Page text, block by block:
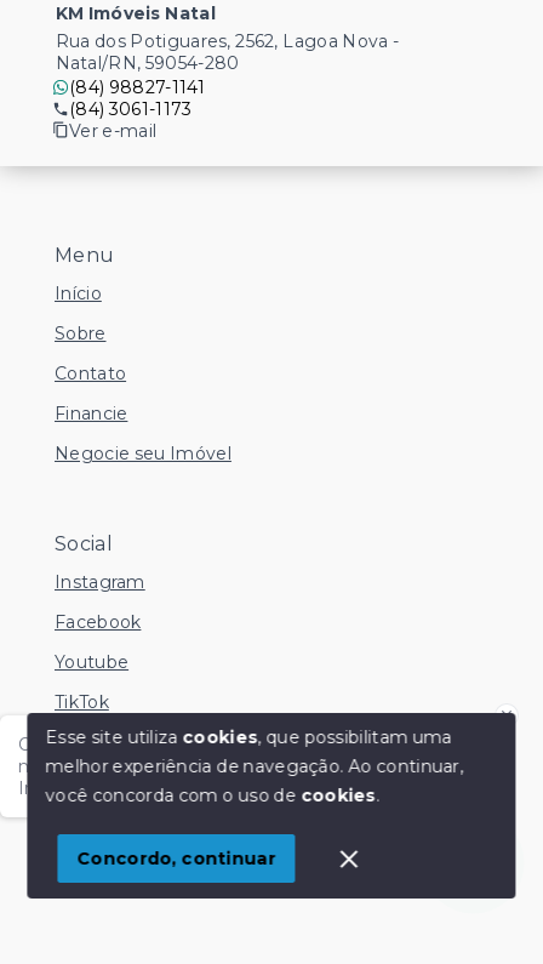
Olá me chamo Kamila e estou disponível nesse
momento para esclarecer dúvidas no Whatsapp.
Independente do horário é só chamar!
Menu
Início
Sobre
Contato
Financie
Negocie seu Imóvel
Social
Instagram
Facebook
Youtube
TikTok
© Copyright 2026 - KM Imóveis - Todos os direitos
SITE PARA IMOBILIARIA
KM Imóveis Natal
Rua dos Potiguares, 2562, Lagoa Nova -
Natal/RN, 59054-280
(84) 98827-1141
(84) 3061-1173
Ver e-mail
Esse site utiliza cookies, que possibilitam uma
melhor experiência de navegação.Ao continuar,
você concorda com o uso de cookies.
Concordo, continuar